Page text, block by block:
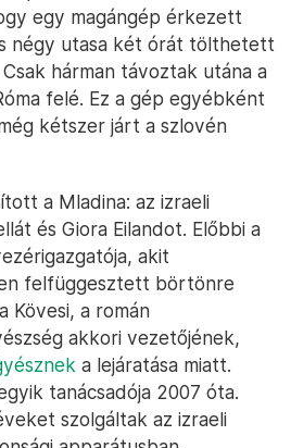
egy magángép érkezett
négy utasa két órát tölthetett
hárman távoztak utána a
felé. Ez a gép egyébként
kétszer járt a szlovén
a Mladina: az izraeli
és Giora Eilandot. Előbbi a
akit
felfüggesztett börtönre
Kövesi, a román
akkori vezetőjének,
a lejáratása miatt.
tanácsadója 2007 óta.
szolgáltak az izraeli